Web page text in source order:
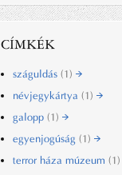
CÍMKÉK
száguldás (1)
névjegykártya (1)
galopp (1)
egyenjogúság (1)
terror háza múzeum (1)